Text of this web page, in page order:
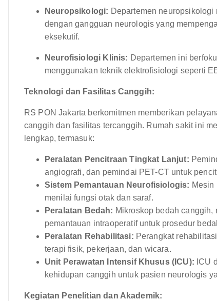
Neuropsikologi: Departemen
dengan gangguan neurologis yang
eksekutif.
Neurofisiologi Klinis: Departemen ini
menggunakan teknik elektrofisiologi seperti
Teknologi dan Fasilitas Canggih:
RS PON Jakarta berkomitmen memberikan
canggih dan fasilitas tercanggih. Rumah sakit ini
lengkap, termasuk:
Peralatan Pencitraan Tingkat Lanjut:
angiografi, dan pemindai PET-CT untuk
Sistem Pemantauan Neurofisiologis: Mesin
menilai fungsi otak dan saraf.
Peralatan Bedah: Mikroskop bedah
pemantauan intraoperatif untuk prosedur
Peralatan Rehabilitasi: Perangkat
terapi fisik, pekerjaan, dan wicara.
Unit Perawatan Intensif Khusus (ICU): ICU
kehidupan canggih untuk pasien neurologis
Kegiatan Penelitian dan Akademik: